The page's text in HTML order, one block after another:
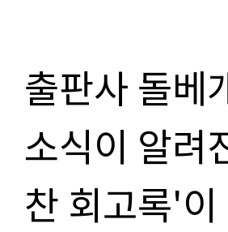
출판사 돌베
소식이 알려
찬 회고록'